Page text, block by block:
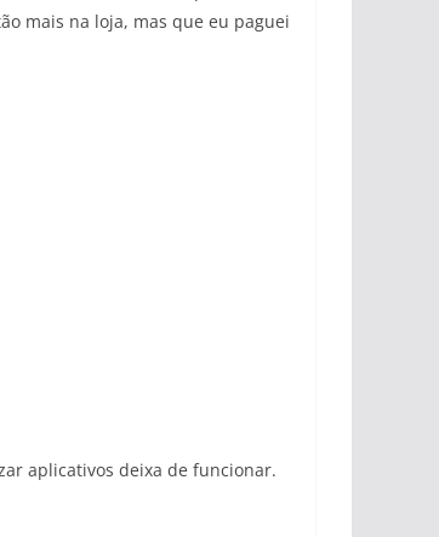
mais na loja, mas que eu paguei
aplicativos deixa de funcionar.